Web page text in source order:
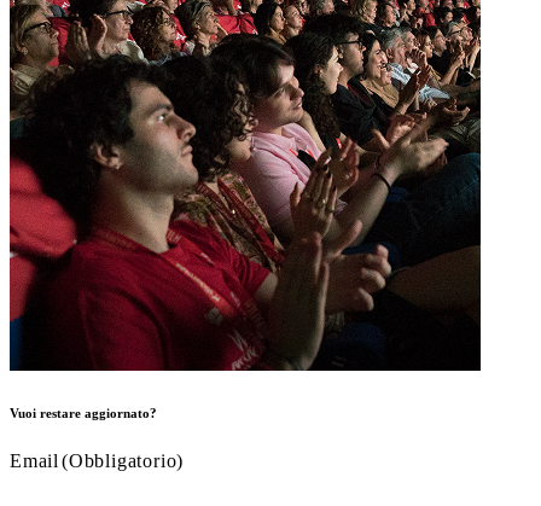
Vuoi restare aggiornato?
Email (Obbligatorio)